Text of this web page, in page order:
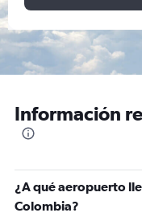
Información
¿A qué aeropuerto
Colombia?